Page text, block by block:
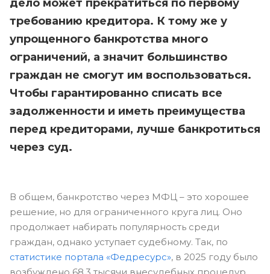
дело может прекратиться по первому
требованию кредитора. К тому же у
упрощенного банкротства много
ограничений, а значит большинство
граждан не смогут им воспользоваться.
Чтобы гарантированно списать все
задолженности и иметь преимущества
перед кредиторами, лучше банкротиться
через суд.
В общем, банкротство через МФЦ – это хорошее
решение, но для ограниченного круга лиц. Оно
продолжает набирать популярность среди
граждан, однако уступает судебному. Так, по
статистике портала «Федресурс», в 2025 году было